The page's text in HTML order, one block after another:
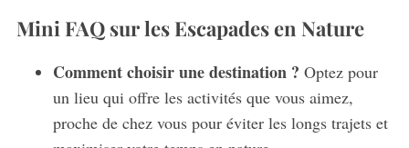
Mini FAQ sur les Escapades en Nature
Comment choisir une destination ? Optez pour
un lieu qui offre les activités que vous aimez,
proche de chez vous pour éviter les longs trajets et